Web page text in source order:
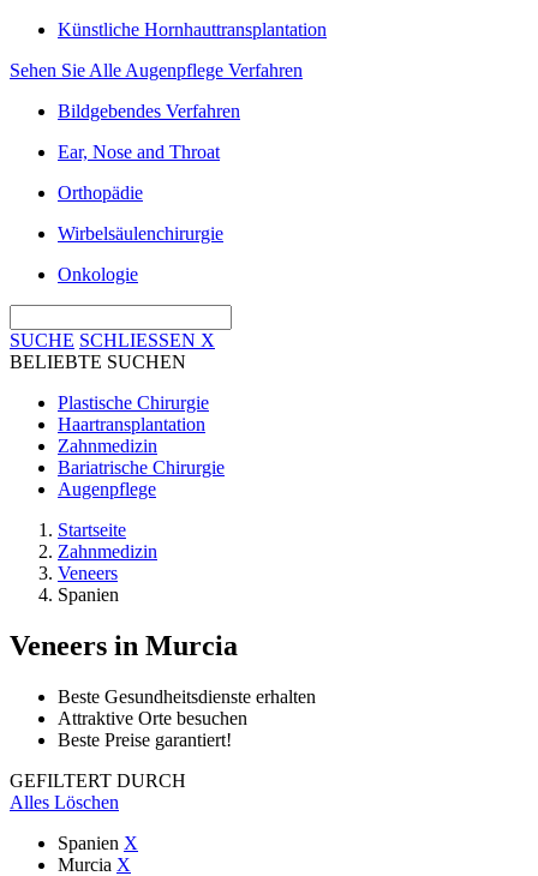
Künstliche Hornhauttransplantation
Sehen Sie Alle Augenpflege Verfahren
Bildgebendes Verfahren
Ear, Nose and Throat
Orthopädie
Wirbelsäulenchirurgie
Onkologie
SUCHE SCHLIESSEN X
BELIEBTE SUCHEN
Plastische Chirurgie
Haartransplantation
Zahnmedizin
Bariatrische Chirurgie
Augenpflege
Startseite
Zahnmedizin
Veneers
Spanien
Veneers in Murcia
Beste Gesundheitsdienste erhalten
Attraktive Orte besuchen
Beste Preise garantiert!
GEFILTERT DURCH
Alles Löschen
Spanien X
Murcia X